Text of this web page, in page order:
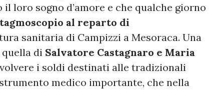
loro sogno d’amore e che qualche giorno
al reparto di
sanitaria di Campizzi a Mesoraca. Una
di Salvatore Castagnaro e Maria
i soldi destinati alle tradizionali
medico importante, che nella